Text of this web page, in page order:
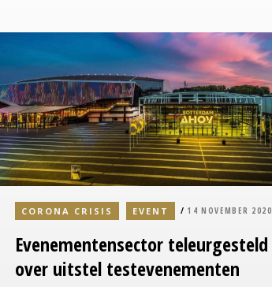
Evenementensector teleurgesteld
over uitstel testevenementen
CORONA CRISIS EVENT 14 NOVEMBER 2020